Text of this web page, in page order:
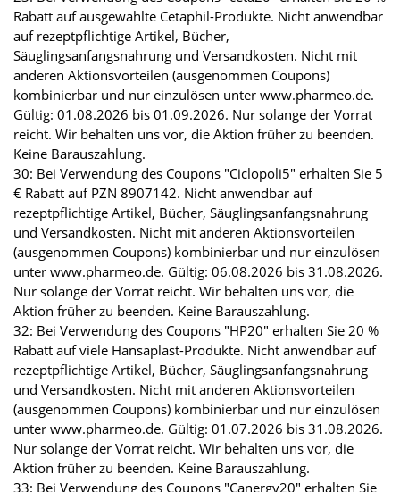
Rabatt auf ausgewählte Cetaphil-Produkte. Nicht anwendbar
auf rezeptpflichtige Artikel, Bücher,
Säuglingsanfangsnahrung und Versandkosten. Nicht mit
anderen Aktionsvorteilen (ausgenommen Coupons)
kombinierbar und nur einzulösen unter www.pharmeo.de.
Gültig: 01.08.2026 bis 01.09.2026. Nur solange der Vorrat
reicht. Wir behalten uns vor, die Aktion früher zu beenden.
Keine Barauszahlung.
30: Bei Verwendung des Coupons "Ciclopoli5" erhalten Sie 5
€ Rabatt auf PZN 8907142. Nicht anwendbar auf
rezeptpflichtige Artikel, Bücher, Säuglingsanfangsnahrung
und Versandkosten. Nicht mit anderen Aktionsvorteilen
(ausgenommen Coupons) kombinierbar und nur einzulösen
unter www.pharmeo.de. Gültig: 06.08.2026 bis 31.08.2026.
Nur solange der Vorrat reicht. Wir behalten uns vor, die
Aktion früher zu beenden. Keine Barauszahlung.
32: Bei Verwendung des Coupons "HP20" erhalten Sie 20 %
Rabatt auf viele Hansaplast-Produkte. Nicht anwendbar auf
rezeptpflichtige Artikel, Bücher, Säuglingsanfangsnahrung
und Versandkosten. Nicht mit anderen Aktionsvorteilen
(ausgenommen Coupons) kombinierbar und nur einzulösen
unter www.pharmeo.de. Gültig: 01.07.2026 bis 31.08.2026.
Nur solange der Vorrat reicht. Wir behalten uns vor, die
Aktion früher zu beenden. Keine Barauszahlung.
33: Bei Verwendung des Coupons "Canergy20" erhalten Sie